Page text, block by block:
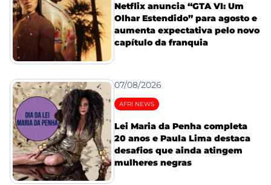
Netflix anuncia “GTA VI: Um
Olhar Estendido” para agosto e
aumenta expectativa pelo novo
capítulo da franquia
07/08/2026
AFRI NEWS
Lei Maria da Penha completa
20 anos e Paula Lima destaca
desafios que ainda atingem
mulheres negras